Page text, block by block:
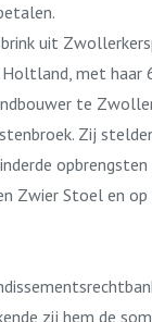
uit
met haar
te
Zij
Zwier Stoel en
zij hem de